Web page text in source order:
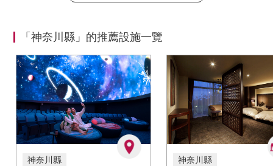
「神奈川縣」的推薦設施一覽
神奈川縣 神奈川縣